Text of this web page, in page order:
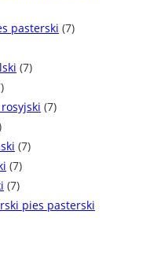
pasterski (7)
(7)
(7)
(7)
(7)
(7)
pies pasterski